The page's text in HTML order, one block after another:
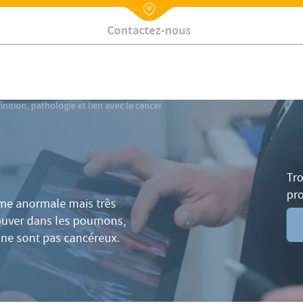
Nx:Annuaire
Contactez-nous
pathologie et lien avec le cancer
anormale mais très
dans les poumons,
sont pas cancéreux.
Comment savoir ?